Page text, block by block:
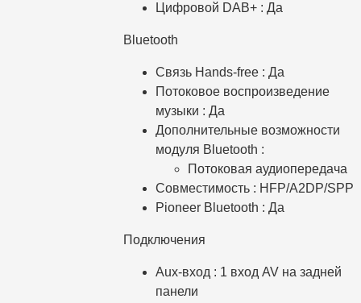
Цифровой DAB+ : Да
Bluetooth
Связь Hands-free : Да
Потоковое воспроизведение
музыки : Да
Дополнительные возможности
модуля Bluetooth :
Потоковая аудиопередача
Совместимость : HFP/A2DP/SPP
Pioneer Bluetooth : Да
Подключения
Aux-вход : 1 вход AV на задней
панели